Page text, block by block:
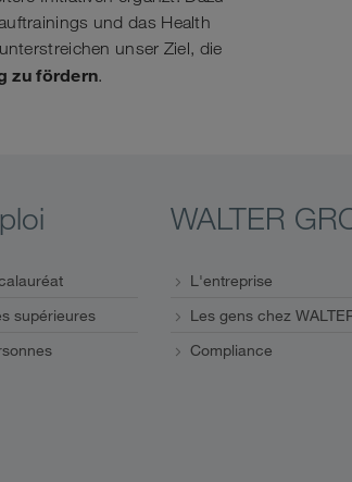
und das Health
unser Ziel, die
zu fördern.
supérieures
WALTER
L'entreprise
Les gens chez
Compliance